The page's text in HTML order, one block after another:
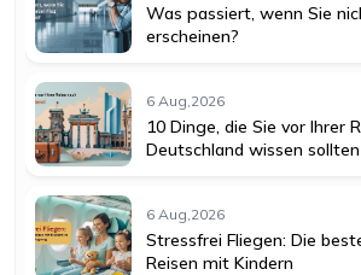
Was passiert, wenn Sie
erscheinen?
6 Aug,2026
10 Dinge, die Sie vor Ihrer
Deutschland wissen sollten
6 Aug,2026
Stressfrei Fliegen: Die
Reisen mit Kindern